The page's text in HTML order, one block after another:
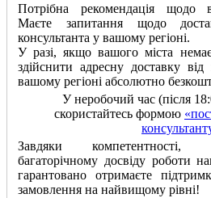
Потрібна рекомендація щодо
Маєте запитання щодо
консультанта у вашому регіоні.
У разі, якщо вашого міста
здійснити адресну доставку
вашому регіоні абсолютно
У неробочий час (після
скористайтесь формою
Завдяки компетентності,
багаторічному досвіду роботи
гарантовано отримаєте
замовлення на найвищому рівні!